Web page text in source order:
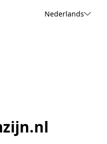
Nederlands